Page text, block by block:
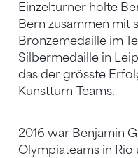
Einzelturner holte
Bern zusammen mit
Bronzemedaille im
Silbermedaille in
das der grösste
Kunstturn-Teams.
2016 war Benjamin
Olympiateams in Rio